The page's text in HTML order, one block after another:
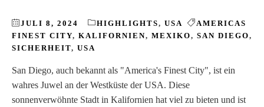
JULI 8, 2024 HIGHLIGHTS, USA
AMERICAS
FINEST CITY, KALIFORNIEN, MEXIKO, SAN DIEGO,
SICHERHEIT, USA
San Diego, auch bekannt als "America's Finest City", ist ein
wahres Juwel an der Westküste der USA. Diese
sonnenverwöhnte Stadt in Kalifornien hat viel zu bieten und ist